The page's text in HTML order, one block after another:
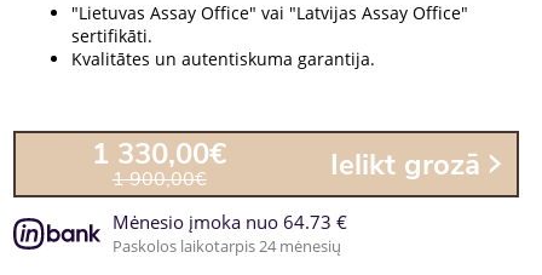
"Lietuvas Assay Office" vai "Latvijas Assay Office"
sertifikāti.
Kvalitātes un autentiskuma garantija.
1 330,00€
1 900,00€ Ielikt grozā
Mėnesio įmoka nuo 64.73 €
Paskolos laikotarpis 24 mėnesių